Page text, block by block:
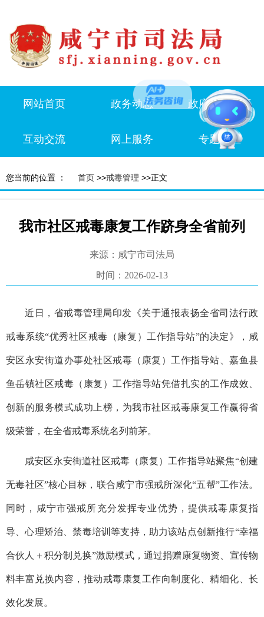
网站首页 政务动态 政府信息公开
互动交流 网上服务 专题专栏
您当前的位置 ： 首页 >>戒毒管理 >>正文
我市社区戒毒康复工作跻身全省前列
来源：咸宁市司法局
时间：2026-02-13
近日，省戒毒管理局印发《关于通报表扬全省司法行政
戒毒系统“优秀社区戒毒（康复）工作指导站”的决定》，咸
安区永安街道办事处社区戒毒（康复）工作指导站、嘉鱼县
鱼岳镇社区戒毒（康复）工作指导站凭借扎实的工作成效、
创新的服务模式成功上榜，为我市社区戒毒康复工作赢得省
级荣誉，在全省戒毒系统名列前茅。
咸安区永安街道社区戒毒（康复）工作指导站聚焦“创建
无毒社区”核心目标，联合咸宁市强戒所深化“五帮”工作法。
同时，咸宁市强戒所充分发挥专业优势，提供戒毒康复指
导、心理矫治、禁毒培训等支持，助力该站点创新推行“幸福
合伙人＋积分制兑换”激励模式，通过捐赠康复物资、宣传物
料丰富兑换内容，推动戒毒康复工作向制度化、精细化、长
效化发展。